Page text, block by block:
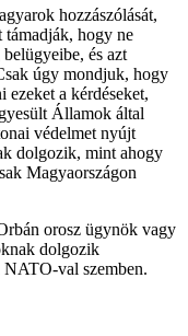
hozzászólását,
támadják, hogy ne
és azt
úgy mondjuk, hogy
a kérdéseket,
Államok által
védelmet nyújt
dolgozik, mint ahogy
Magyaországon
orosz ügynök vagy
dolgozik
val szemben.